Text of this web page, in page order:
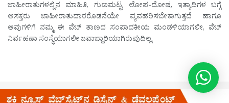
ಜಾಹೀರಾತುಗಳಲ್ಲಿನ ಮಾಹಿತಿ, ಗುಣಮಟ್ಟ, ಲೋಪ-ದೋಷ, ಇತ್ಯಾದಿಗಳ ಬಗ್ಗೆ
ಆಸಕ್ತರು ಜಾಹೀರಾತುದಾರರೊಡನೆಯೇ ವ್ಯವಹರಿಸಬೇಕಾಗುತ್ತದೆ ಹಾಗೂ
ಅವುಗಳಿಗೆ ನಮ್ಮ ಈ ವೆಬ್ ತಾಣದ ಸಂಪಾದಕೀಯ ಮಂಡಳಿಯಾಗಲೀ, ವೆಬ್
ನಿರ್ವಹಣಾ ಸಂಸ್ಥೆಯಾಗಲೀ ಜವಾಬ್ದಾರಿಯಾಗಿರುವುದಿಲ್ಲ.